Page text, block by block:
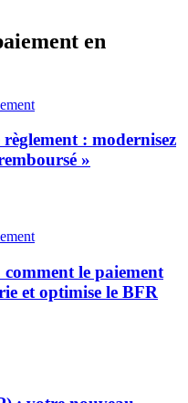
en
: modernisez
»
le paiement
et optimise le BFR